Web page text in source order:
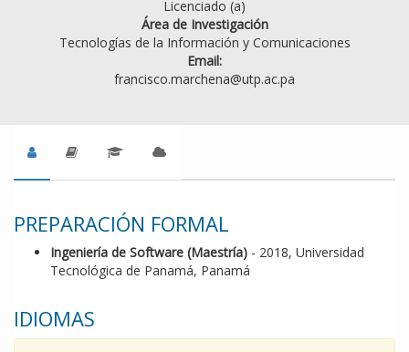
Licenciado (a)
Área de Investigación
Tecnologías de la Información y Comunicaciones
Email:
francisco.marchena@utp.ac.pa
PREPARACIÓN FORMAL
Ingeniería de Software (Maestría) - 2018, Universidad
Tecnológica de Panamá, Panamá
IDIOMAS